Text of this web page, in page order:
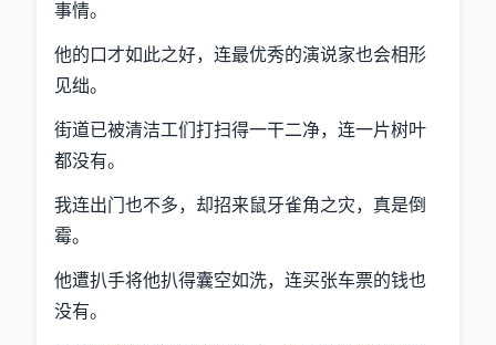
事情。
他的口才如此之好，连最优秀的演说家也会相形
见绌。
街道已被清洁工们打扫得一干二净，连一片树叶
都没有。
我连出门也不多，却招来鼠牙雀角之灾，真是倒
霉。
他遭扒手将他扒得囊空如洗，连买张车票的钱也
没有。